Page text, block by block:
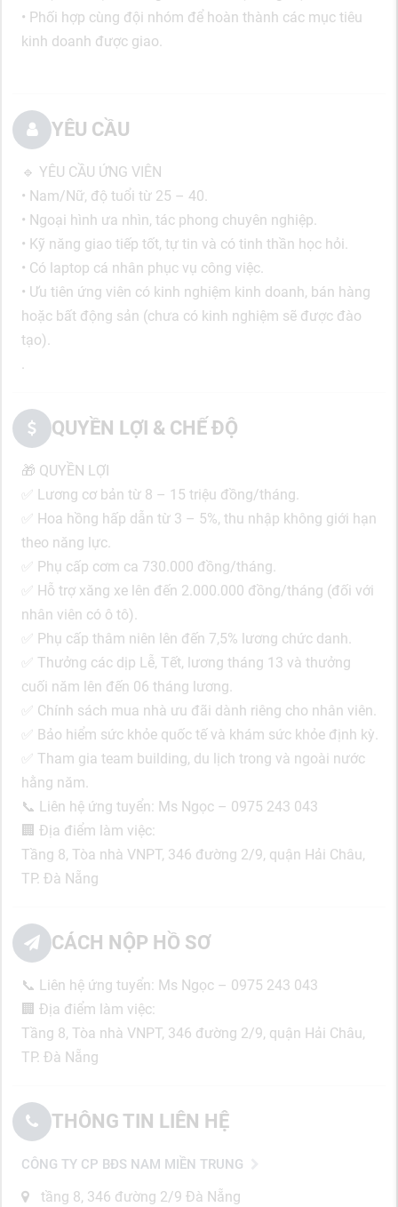
• Phối hợp cùng đội nhóm để hoàn thành các mục tiêu
kinh doanh được giao.
YÊU CẦU
🔹 YÊU CẦU ỨNG VIÊN
• Nam/Nữ, độ tuổi từ 25 – 40.
• Ngoại hình ưa nhìn, tác phong chuyên nghiệp.
• Kỹ năng giao tiếp tốt, tự tin và có tinh thần học hỏi.
• Có laptop cá nhân phục vụ công việc.
• Ưu tiên ứng viên có kinh nghiệm kinh doanh, bán hàng
hoặc bất động sản (chưa có kinh nghiệm sẽ được đào
tạo).
.
QUYỀN LỢI & CHẾ ĐỘ
🎁 QUYỀN LỢI
✅ Lương cơ bản từ 8 – 15 triệu đồng/tháng.
✅ Hoa hồng hấp dẫn từ 3 – 5%, thu nhập không giới hạn
theo năng lực.
✅ Phụ cấp cơm ca 730.000 đồng/tháng.
✅ Hỗ trợ xăng xe lên đến 2.000.000 đồng/tháng (đối với
nhân viên có ô tô).
✅ Phụ cấp thâm niên lên đến 7,5% lương chức danh.
✅ Thưởng các dịp Lễ, Tết, lương tháng 13 và thưởng
cuối năm lên đến 06 tháng lương.
✅ Chính sách mua nhà ưu đãi dành riêng cho nhân viên.
✅ Bảo hiểm sức khỏe quốc tế và khám sức khỏe định kỳ.
✅ Tham gia team building, du lịch trong và ngoài nước
hằng năm.
📞 Liên hệ ứng tuyển: Ms Ngọc – 0975 243 043
🏢 Địa điểm làm việc:
Tầng 8, Tòa nhà VNPT, 346 đường 2/9, quận Hải Châu,
TP. Đà Nẵng
CÁCH NỘP HỒ SƠ
📞 Liên hệ ứng tuyển: Ms Ngọc – 0975 243 043
🏢 Địa điểm làm việc:
Tầng 8, Tòa nhà VNPT, 346 đường 2/9, quận Hải Châu,
TP. Đà Nẵng
THÔNG TIN LIÊN HỆ
CÔNG TY CP BĐS NAM MIỀN TRUNG
tầng 8, 346 đường 2/9 Đà Nẵng